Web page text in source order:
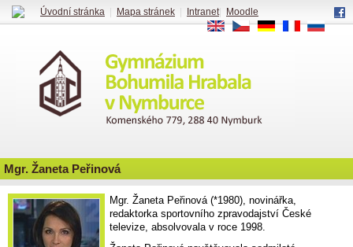
Mgr. Žaneta Peřinová
Mgr. Žaneta Peřinová (*1980), novinářka,
redaktorka sportovního zpravodajství České
televize, absolvovala v roce 1998.
Úvodní stránka Mapa stránek Intranet|
Moodle
EN
CS DE FR RU